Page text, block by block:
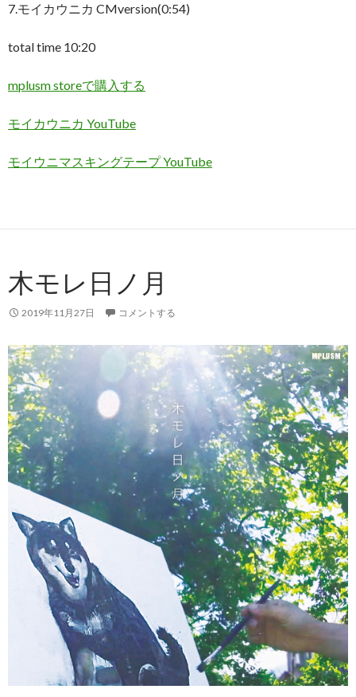
7.モイカウニカ CMversion(0:54)
total time 10:20
mplusm storeで購入する
モイカウニカ YouTube
モイウニマスキングテープ YouTube
木モレ日ノ月
2019年11月27日 コメントする